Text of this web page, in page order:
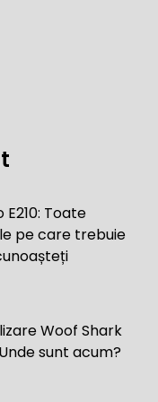
E210: Toate
pe care trebuie
Woof Shark
sunt acum?